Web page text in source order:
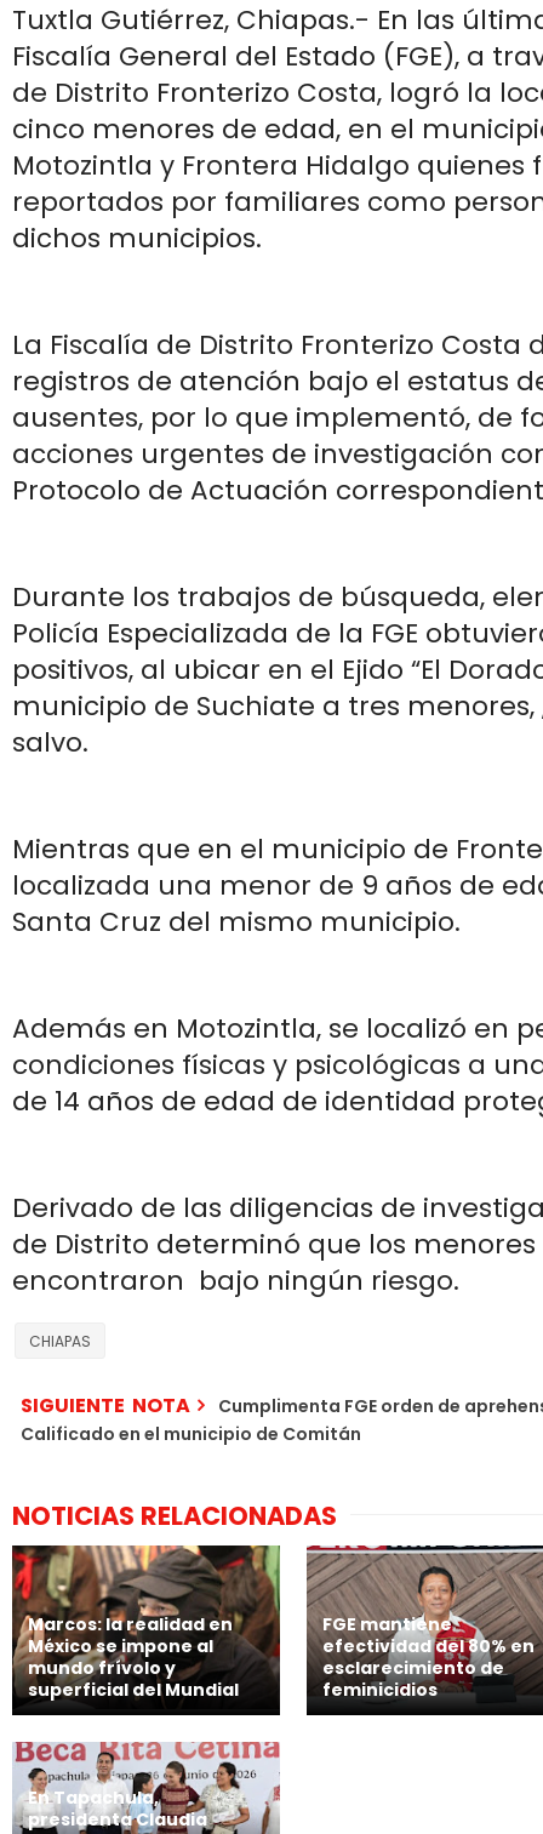
Tuxtla Gutiérrez, Chiapas.- En las
Fiscalía General del Estado (FGE), a
de Distrito Fronterizo Costa, logró la
cinco menores de edad, en el
Motozintla y Frontera Hidalgo quienes
reportados por familiares como
dichos municipios.
La Fiscalía de Distrito Fronterizo Costa
registros de atención bajo el estatus
ausentes, por lo que implementó, de
acciones urgentes de investigación
Protocolo de Actuación
Durante los trabajos de búsqueda,
Policía Especializada de la FGE
positivos, al ubicar en el Ejido “El
municipio de Suchiate a tres menores,
salvo.
Mientras que en el municipio de
localizada una menor de 9 años de
Santa Cruz del mismo municipio.
Además en Motozintla, se localizó en
condiciones físicas y psicológicas a
de 14 años de edad de identidad
Derivado de las diligencias de
de Distrito determinó que los
encontraron bajo ningún riesgo.
CHIAPAS
SIGUIENTE NOTA
Cumplimenta FGE orden de
Calificado en el municipio de Comitán
NOTICIAS RELACIONADAS
Marcos: la realidad en
México se impone al
mundo frívolo y
superficial del Mundial
FGE mantiene
efectividad del 80% en
esclarecimiento de
feminicidios
En Tapachula,
presidenta Claudia